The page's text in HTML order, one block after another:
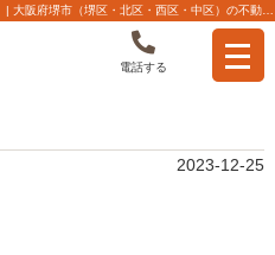
電話する
2023-12-25